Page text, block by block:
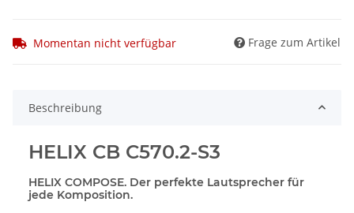
Momentan nicht verfügbar Frage zum Artikel
Beschreibung
HELIX CB C570.2-S3
HELIX COMPOSE. Der perfekte Lautsprecher für
jede Komposition.